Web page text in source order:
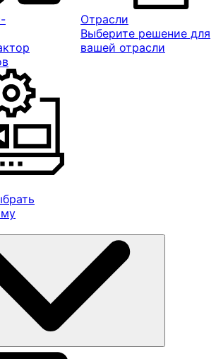
Отрасли
Выберите решение для
вашей отрасли